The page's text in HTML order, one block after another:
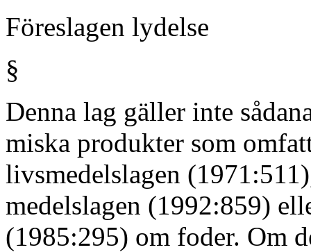
Föreslagen lydelse
§
Denna lag gäller inte
miska produkter som
livsmedelslagen
medelslagen (1992:859)
(1985:295) om foder. Om